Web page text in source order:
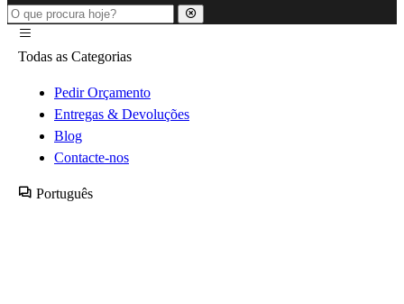
Todas as Categorias
Pedir Orçamento
Entregas & Devoluções
Blog
Contacte-nos
Português